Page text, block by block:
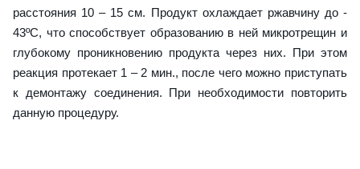
расстояния 10 – 15 см. Продукт охлаждает ржавчину до -
43ºС, что способствует образованию в ней микротрещин и
глубокому проникновению продукта через них. При этом
реакция протекает 1 – 2 мин., после чего можно приступать
к демонтажу соединения. При необходимости повторить
данную процедуру.